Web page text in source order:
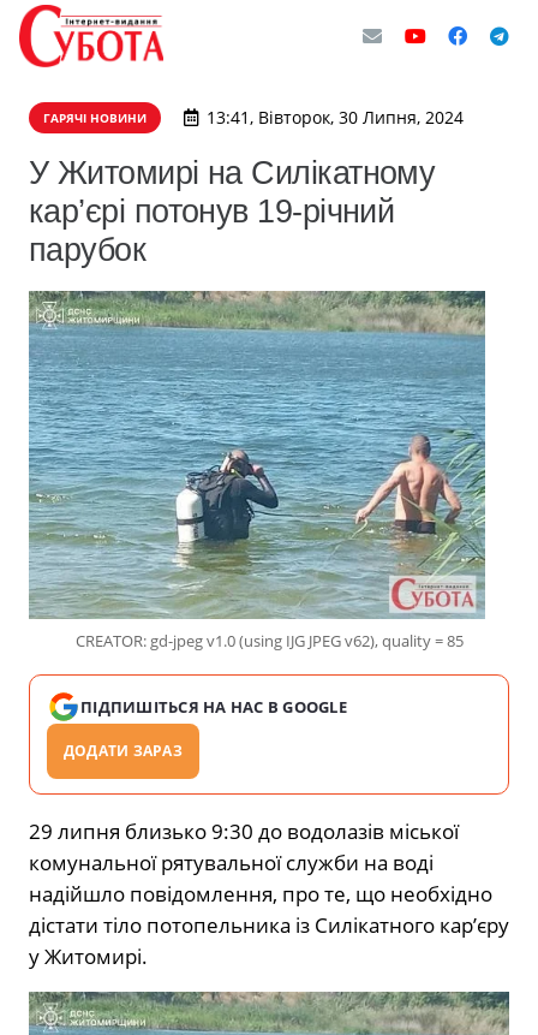
ГАРЯЧІ НОВИНИ 13:41, Вівторок, 30 Липня, 2024
У Житомирі на Силікатному
кар’єрі потонув 19-річний
парубок
CREATOR: gd-jpeg v1.0 (using IJG JPEG v62), quality = 85
ПІДПИШІТЬСЯ НА НАС В GOOGLE
ДОДАТИ ЗАРАЗ
29 липня близько 9:30 до водолазів міської
комунальної рятувальної служби на воді
надійшло повідомлення, про те, що необхідно
дістати тіло потопельника із Силікатного кар’єру
у Житомирі.